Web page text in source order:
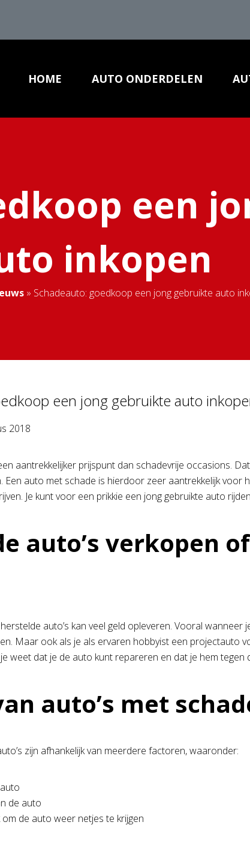
HOME AUTO ONDERDELEN
een
inkopen
» Schadeauto: goedkoop een jong gebruikte auto
een jong gebruikte auto
2018
aantrekkelijker prijspunt dan schadevrije occasions.
Een auto met schade is hierdoor zeer aantrekkelijk
Je kunt voor een prikkie een jong gebruikte auto
auto’s verkopen
auto’s kan veel geld opleveren. Vooral
Maar ook als je als ervaren hobbyist een projectauto
weet dat je de auto kunt repareren en dat je hem tegen
auto’s met
zijn afhankelijk van meerdere factoren, waaronder:
de auto
de auto weer netjes te krijgen